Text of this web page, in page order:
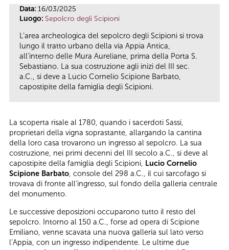
Data: 16/03/2025
Luogo: Sepolcro degli Scipioni
L’area archeologica del sepolcro degli Scipioni si trova
lungo il tratto urbano della via Appia Antica,
all’interno delle Mura Aureliane, prima della Porta S.
Sebastiano. La sua costruzione agli inizi del III sec.
a.C., si deve a Lucio Cornelio Scipione Barbato,
capostipite della famiglia degli Scipioni.
La scoperta risale al 1780, quando i sacerdoti Sassi,
proprietari della vigna soprastante, allargando la cantina
della loro casa trovarono un ingresso al sepolcro. La sua
costruzione, nei primi decenni del III secolo a.C., si deve al
capostipite della famiglia degli Scipioni, Lucio Cornelio
Scipione Barbato, console del 298 a.C., il cui sarcofago si
trovava di fronte all’ingresso, sul fondo della galleria centrale
del monumento.
Le successive deposizioni occuparono tutto il resto del
sepolcro. Intorno al 150 a.C., forse ad opera di Scipione
Emiliano, venne scavata una nuova galleria sul lato verso
l’Appia, con un ingresso indipendente. Le ultime due